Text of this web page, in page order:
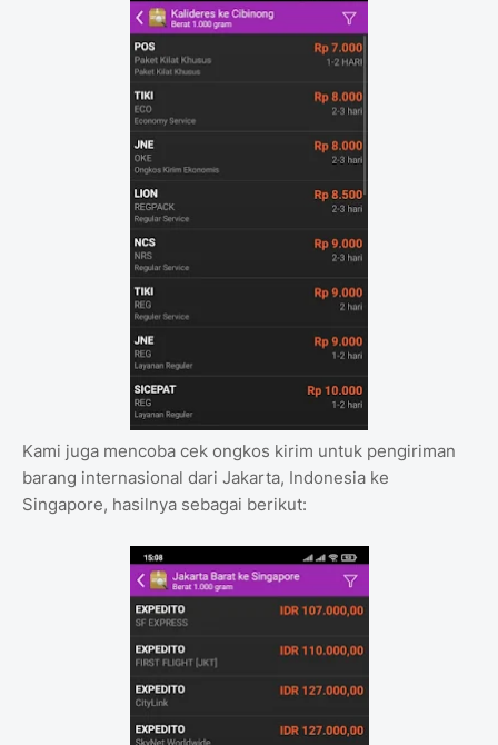
Kami juga mencoba cek ongkos kirim untuk pengiriman
barang internasional dari Jakarta, Indonesia ke
Singapore, hasilnya sebagai berikut: